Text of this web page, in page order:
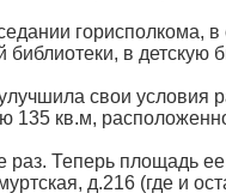
горисполкома,
библиотеки, в детскую
свои
135 кв.м,
раз. Теперь площадь
д.216 (где и